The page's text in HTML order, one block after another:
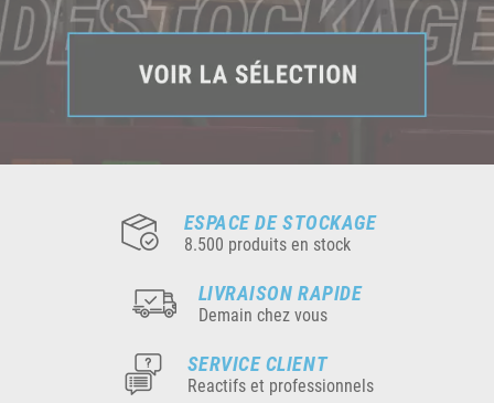
ESPACE DE STOCKAGE
8.500 produits en stock
LIVRAISON RAPIDE
Demain chez vous
SERVICE CLIENT
Reactifs et professionnels